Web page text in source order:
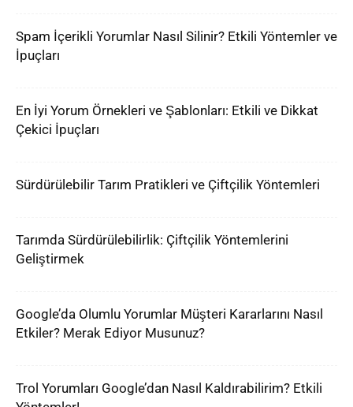
Spam İçerikli Yorumlar Nasıl Silinir? Etkili Yöntemler ve
İpuçları
En İyi Yorum Örnekleri ve Şablonları: Etkili ve Dikkat
Çekici İpuçları
Sürdürülebilir Tarım Pratikleri ve Çiftçilik Yöntemleri
Tarımda Sürdürülebilirlik: Çiftçilik Yöntemlerini
Geliştirmek
Google’da Olumlu Yorumlar Müşteri Kararlarını Nasıl
Etkiler? Merak Ediyor Musunuz?
Trol Yorumları Google’dan Nasıl Kaldırabilirim? Etkili